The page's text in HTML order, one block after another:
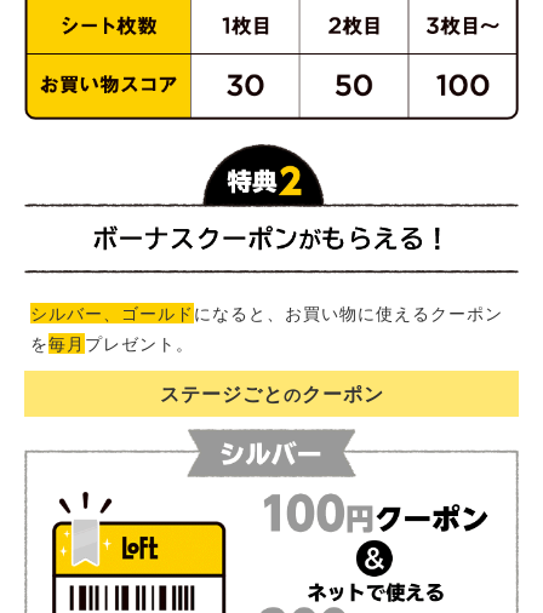
シルバー、ゴールド になると、お買い物に使えるクーポン
を毎月 プレゼント。
ステージごとのクーポン